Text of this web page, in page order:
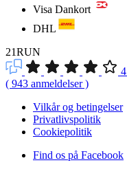
Visa Dankort
DHL
21RUN
4
( 943 anmeldelser)
Vilkår og betingelser
Privatlivspolitik
Cookiepolitik
Find os på Facebook